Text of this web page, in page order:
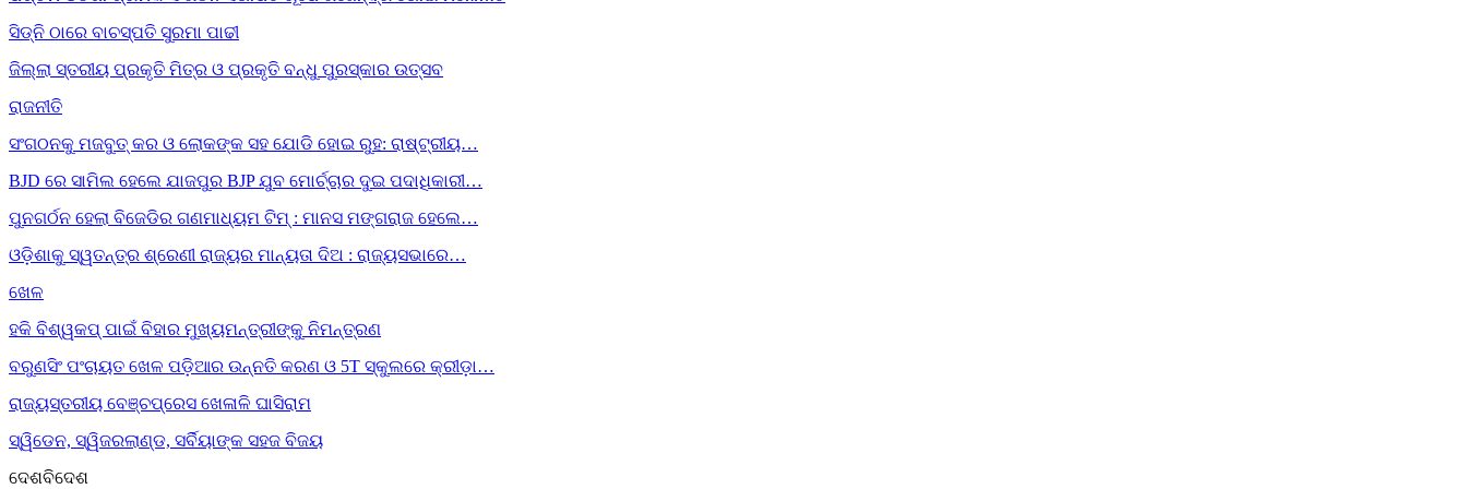
ସିଡ୍‌ନି ଠାରେ ବାଚସ୍ପତି ସୁରମା ପାଢୀ
ଜିଲ୍ଲା ସ୍ତରୀୟ ପ୍ରକୃତି ମିତ୍ର ଓ ପ୍ରକୃତି ବନ୍ଧୁ ପୁରସ୍କାର ଉତ୍ସବ
ରାଜନୀତି
ସଂଗଠନକୁ ମଜବୁତ୍ କର ଓ ଲୋକଙ୍କ ସହ ଯୋଡି ହୋଇ ରୁହ: ରାଷ୍ଟ୍ରୀୟ…
BJD ରେ ସାମିଲ ହେଲେ ଯାଜପୁର BJP ଯୁବ ମୋର୍ଚ୍ଚାର ଦୁଇ ପଦାଧିକାରୀ…
ପୁନଗର୍ଠନ ହେଲା ବିଜେଡିର ଗଣମାଧ୍ୟମ ଟିମ୍ : ମାନସ ମଙ୍ଗରାଜ ହେଲେ…
ଓଡ଼ିଶାକୁ ସ୍ୱତନ୍ତ୍ର ଶ୍ରେଣୀ ରାଜ୍ୟର ମାନ୍ୟତା ଦିଅ : ରାଜ୍ୟସଭାରେ…
ଖେଳ
ହକି ବିଶ୍ୱକପ୍ ପାଇଁ ବିହାର ମୁଖ୍ୟମନ୍ତ୍ରୀଙ୍କୁ ନିମନ୍ତ୍ରଣ
ବରୁଣସିଂ ପଂଚାୟତ ଖେଳ ପଡ଼ିଆର ଉନ୍ନତି କରଣ ଓ 5T ସ୍କୁଲରେ କ୍ରୀଡ଼ା…
ରାଜ୍ୟସ୍ତରୀୟ ବେଞ୍ଚପ୍ରେସ ଖେଳାଳି ଘାସିରାମ
ସ୍ୱିଡେନ, ସ୍ୱିଜରଲାଣ୍ଡ, ସର୍ବିୟାଙ୍କ ସହଜ ବିଜୟ
ଦେଶବିଦେଶ